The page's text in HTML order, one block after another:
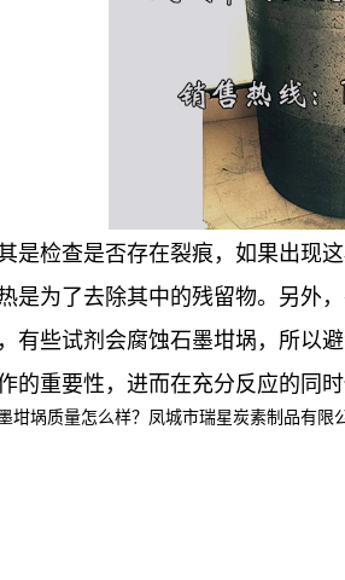
是检查是否存在裂痕，如果出
是为了去除其中的残留物。另
些试剂会腐蚀石墨坩埚，所以避
重要性，进而在充分反应的同时
埚质量怎么样？凤城市瑞星炭素制品有